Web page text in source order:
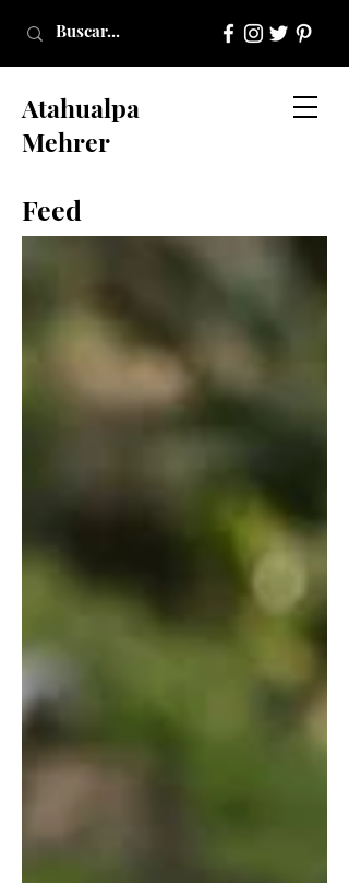
Atahualpa
Mehrer
Feed